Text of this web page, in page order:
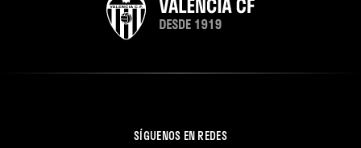
SÍGUENOS EN REDES